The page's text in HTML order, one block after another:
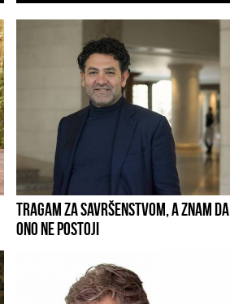
TRAGAM ZA SAVRŠENSTVOM, A ZNAM DA
ONO NE POSTOJI